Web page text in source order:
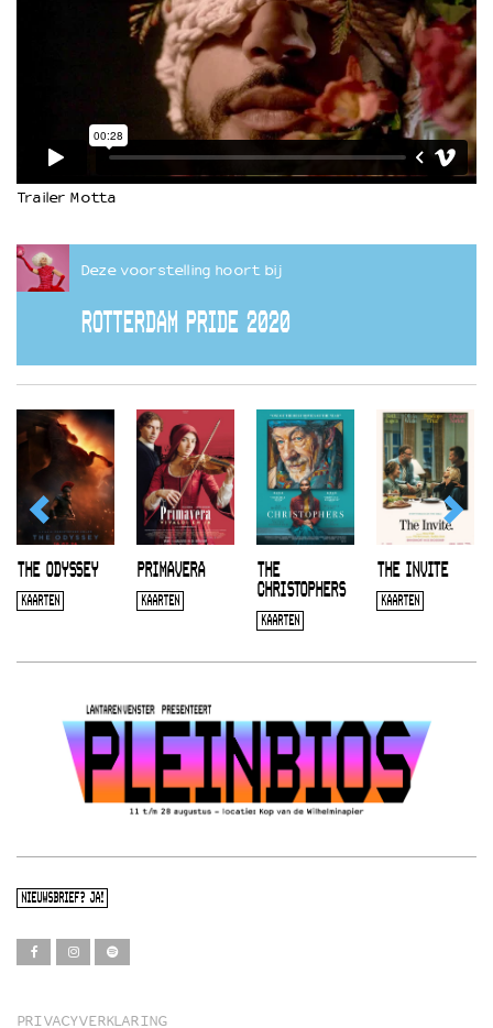
Trailer Motta
Deze voorstelling hoort bij
ROTTERDAM PRIDE 2020
THE ODYSSEY
KAARTEN
PRIMAVERA
KAARTEN
THE
CHRISTOPHERS
KAARTEN
THE INVITE
KAARTEN
NIEUWSBRIEF? JA!
PRIVACYVERKLARING